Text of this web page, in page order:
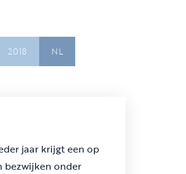
2018 NL
jaar krijgt een op
bezwijken onder